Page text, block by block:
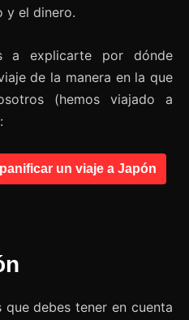
y el dinero.
a explicarte por dónde
de la manera en la que
(hemos viajado a
un viaje a Japón
debes tener en cuenta